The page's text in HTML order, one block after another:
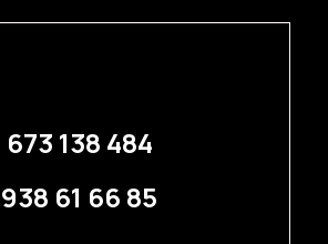
673 138 484
61 66 85